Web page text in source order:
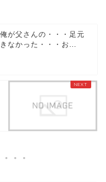
が父さんの・・・足元
なかった・・・お...